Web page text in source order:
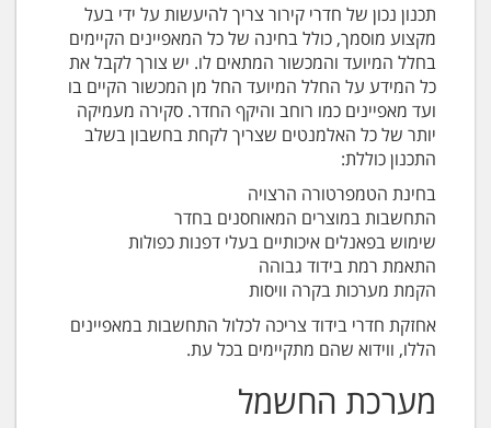
תכנון נכון של חדרי קירור צריך להיעשות על ידי בעל
מקצוע מוסמך, כולל בחינה של כל המאפיינים הקיימים
בחלל המיועד והמכשור המתאים לו. יש צורך לקבל את
כל המידע על החלל המיועד החל מן המכשור הקיים בו
ועד מאפיינים כמו רוחב והיקף החדר. סקירה מעמיקה
יותר של כל האלמנטים שצריך לקחת בחשבון בשלב
התכנון כוללת:
בחינת הטמפרטורה הרצויה
התחשבות במוצרים המאוחסנים בחדר
שימוש בפאנלים איכותיים בעלי דפנות כפולות
התאמת רמת בידוד גבוהה
הקמת מערכות בקרה וויסות
אחזקת חדרי בידוד צריכה לכלול התחשבות במאפיינים
הללו, ווידוא שהם מתקיימים בכל עת.
מערכת החשמל